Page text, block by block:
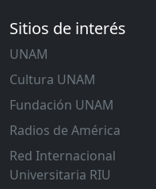
Sitios de interés
UNAM
Cultura UNAM
Fundación UNAM
Radios de América
Red Internacional
Universitaria RIU